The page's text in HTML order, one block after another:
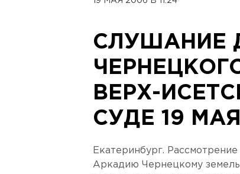
СЛУШАНИЕ
ВЕРХ-
СУДЕ 19 МАЯ
Екатеринбург.
Аркадию Чернецкому